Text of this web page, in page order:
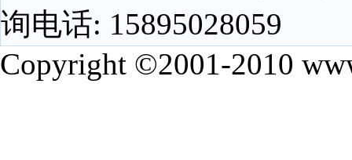
询电话: 15895028059
Copyright ©2001-2010